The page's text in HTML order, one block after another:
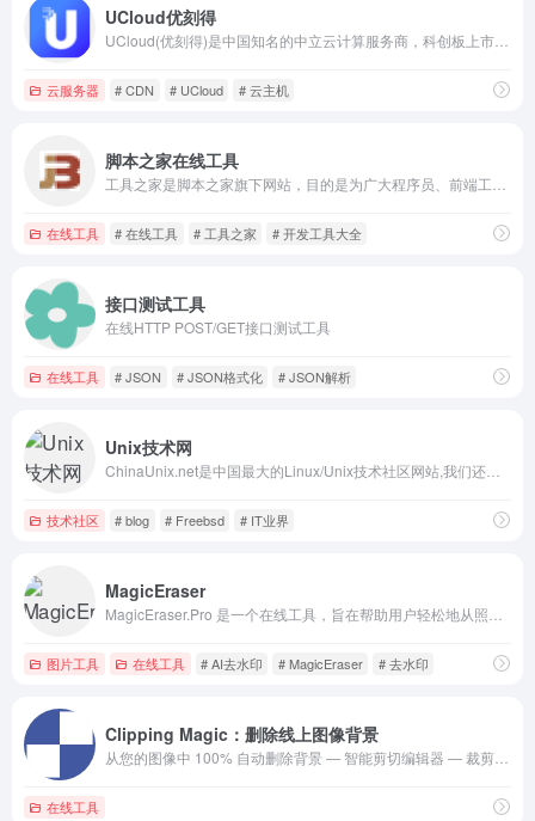
UCloud优刻得
云服务器 # CDN # UCloud # 云主机
脚本之家在线工具
在线工具 # 在线工具 # 工具之家 # 开发工具大全
接口测试工具
在线HTTP POST/GET接口测试工具
在线工具 # JSON # JSON格式化 # JSON解析
Unix技术网
技术社区 # blog # Freebsd # IT业界
MagicEraser
图片工具 在线工具 # AI去水印 # MagicEraser # 去水印
Clipping Magic：删除线上图像背景
在线工具